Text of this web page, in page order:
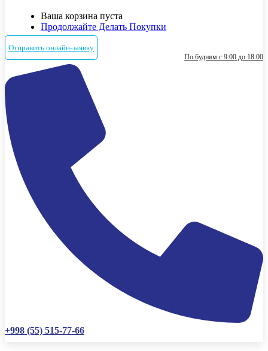
Ваша корзина пуста
Продолжайте Делать Покупки
Отправить онлайн-заявку
По будням с 9:00 до 18:00
+998 (55) 515-77-66